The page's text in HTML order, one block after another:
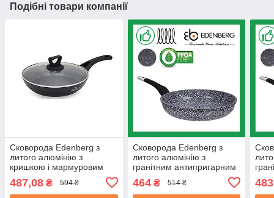
Подібні товари компанії
Сковорода Edenberg з
литого алюмінію з
кришкою і мармуровим
антипригарним покриттям
20 см (EB-7452)
487,08 ₴ 594 ₴
Сковорода Edenberg з
литого алюмінію з
гранітним антипригарним
9152)
464₴ 514 ₴ 483